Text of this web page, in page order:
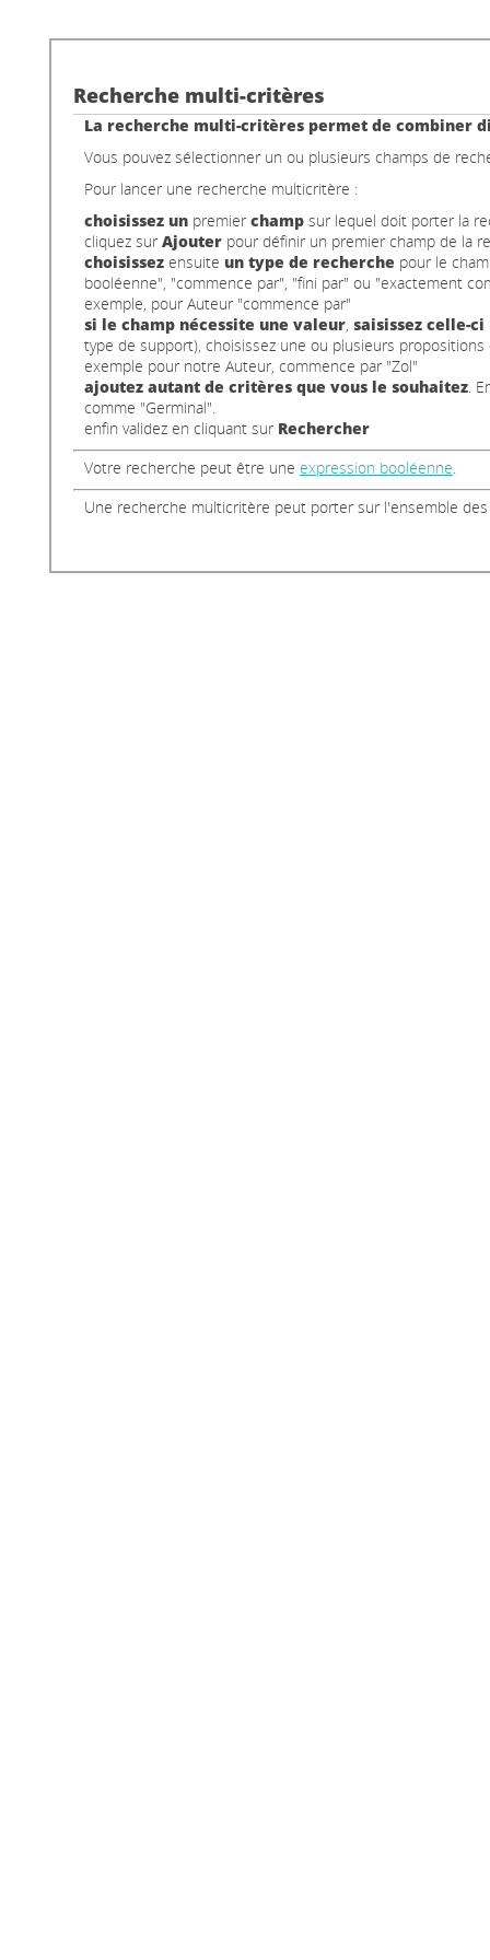
Recherche multi-critères
La recherche multi-critères permet de combiner
Vous pouvez sélectionner un ou plusieurs champs de
Pour lancer une recherche multicritère :
choisissez un premier champ sur lequel doit porter la
cliquez sur Ajouter pour définir un premier champ de la
choisissez ensuite un type de recherche pour le
booléenne", "commence par", "fini par" ou "exactement
exemple, pour Auteur "commence par"
si le champ nécessite une valeur, saisissez celle-ci
type de support), choisissez une ou plusieurs
exemple pour notre Auteur, commence par "Zol"
ajoutez autant de critères que vous le souhaitez.
comme "Germinal".
enfin validez en cliquant sur Rechercher
Votre recherche peut être une expression booléenne.
Une recherche multicritère peut porter sur l'ensemble